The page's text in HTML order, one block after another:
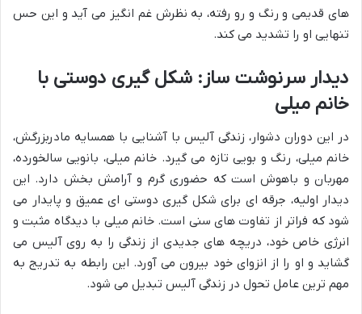
های قدیمی و رنگ و رو رفته، به نظرش غم انگیز می آید و این حس
تنهایی او را تشدید می کند.
دیدار سرنوشت ساز: شکل گیری دوستی با
خانم میلی
در این دوران دشوار، زندگی آلیس با آشنایی با همسایه مادربزرگش،
خانم میلی، رنگ و بویی تازه می گیرد. خانم میلی، بانویی سالخورده،
مهربان و باهوش است که حضوری گرم و آرامش بخش دارد. این
دیدار اولیه، جرقه ای برای شکل گیری دوستی ای عمیق و پایدار می
شود که فراتر از تفاوت های سنی است. خانم میلی با دیدگاه مثبت و
انرژی خاص خود، دریچه های جدیدی از زندگی را به روی آلیس می
گشاید و او را از انزوای خود بیرون می آورد. این رابطه به تدریج به
مهم ترین عامل تحول در زندگی آلیس تبدیل می شود.